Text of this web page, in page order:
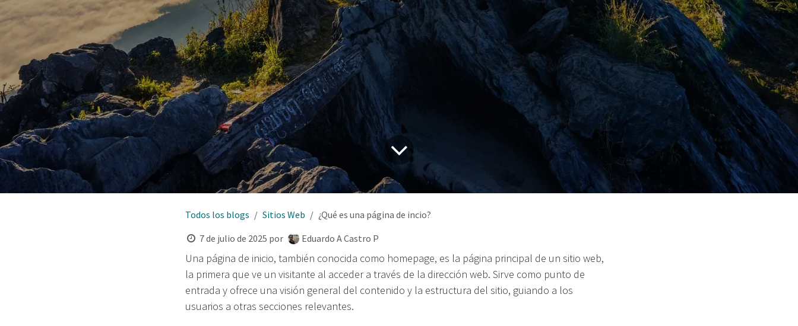
Todos los blogs Sitios Web
¿Qué es una página de incio?
7 de julio de 2025 por Eduardo A Castro P
Una página de inicio, también conocida como homepage, es la página principal de un sitio web,
la primera que ve un visitante al acceder a través de la dirección web. Sirve como punto de
entrada y ofrece una visión general del contenido y la estructura del sitio, guiando a los
usuarios a otras secciones relevantes.